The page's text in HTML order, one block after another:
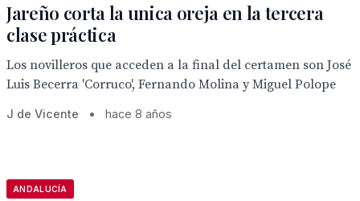
Jareño corta la unica oreja en la tercera
clase práctica
Los novilleros que acceden a la final del certamen son José
Luis Becerra 'Corruco', Fernando Molina y Miguel Polope
J de Vicente • hace 8 años
ANDALUCÍA